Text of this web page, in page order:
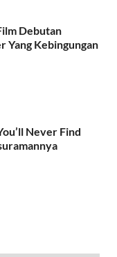
Debutan
Yang Kebingungan
Never Find